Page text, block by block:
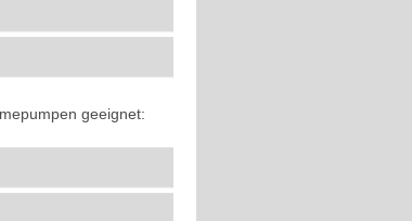
geeignet: